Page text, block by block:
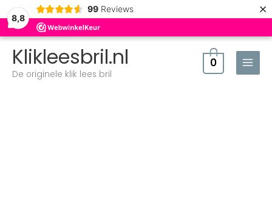
8,8
99 Reviews ×
Klikleesbril.nl
De originele klik lees bril
0